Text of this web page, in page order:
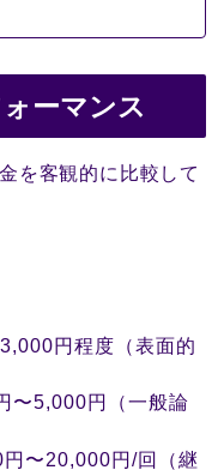
ーマンス
を客観的に比較して
円程度（表面的
〜5,000円（一般論
〜20,000円/回（継